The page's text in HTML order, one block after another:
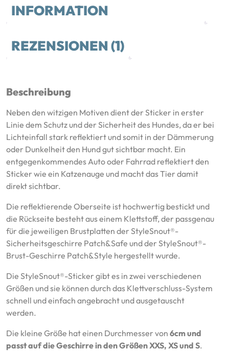
INFORMATION
REZENSIONEN (1)
Beschreibung
Neben den witzigen Motiven dient der Sticker in erster
Linie dem Schutz und der Sicherheit des Hundes, da er bei
Lichteinfall stark reflektiert und somit in der Dämmerung
oder Dunkelheit den Hund gut sichtbar macht. Ein
entgegenkommendes Auto oder Fahrrad reflektiert den
Sticker wie ein Katzenauge und macht das Tier damit
direkt sichtbar.
Die reflektierende Oberseite ist hochwertig bestickt und
die Rückseite besteht aus einem Klettstoff, der passgenau
für die jeweiligen Brustplatten der StyleSnout®-
Sicherheitsgeschirre Patch&Safe und der StyleSnout®-
Brust-Geschirre Patch&Style hergestellt wurde.
Die StyleSnout®-Sticker gibt es in zwei verschiedenen
Größen und sie können durch das Klettverschluss-System
schnell und einfach angebracht und ausgetauscht
werden.
Die kleine Größe hat einen Durchmesser von 6cm und
passt auf die Geschirre in den Größen XXS, XS und S.